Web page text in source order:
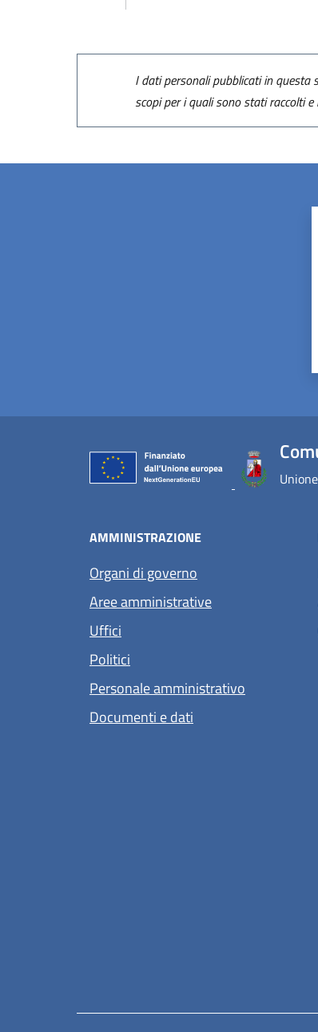
I dati personali pubblicati in questa
scopi per i quali sono stati raccolti
AMMINISTRAZIONE
Organi di governo
Aree amministrative
Uffici
Politici
Personale amministrativo
Documenti e dati